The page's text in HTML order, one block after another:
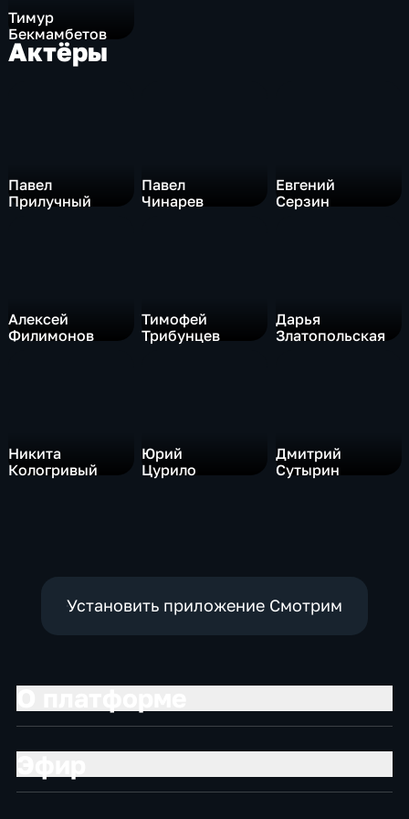
побег в военной истории. Режиссеры: Тимур
Бекмамбетов и Сергей Трофимов В ролях:
Павел Прилучный, Павел Чинарев, Евгений
Тимур
Бекмамбетов
Актёры
Павел
Прилучный
Павел
Чинарев
Евгений
Серзин
Алексей
Филимонов
Тимофей
Трибунцев
Дарья
Златопольская
Никита
Кологривый
Юрий
Цурило
Дмитрий
Сутырин
Установить приложение Смотрим